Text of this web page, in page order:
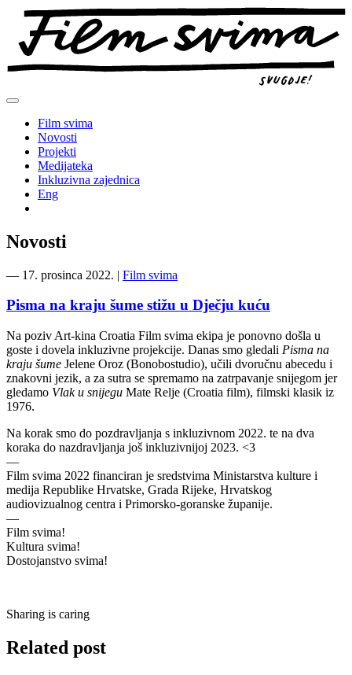
Preskoči
sadržaj
Film svima
Novosti
Projekti
Medijateka
Inkluzivna zajednica
Eng
Novosti
― 17. prosinca 2022. | Film svima
Pisma na kraju šume stižu u Dječju kuću
Na poziv Art-kina Croatia Film svima ekipa je ponovno došla u
goste i dovela inkluzivne projekcije. Danas smo gledali Pisma na
kraju šume Jelene Oroz (Bonobostudio), učili dvoručnu abecedu i
znakovni jezik, a za sutra se spremamo na zatrpavanje snijegom jer
gledamo Vlak u snijegu Mate Relje (Croatia film), filmski klasik iz
1976.
Na korak smo do pozdravljanja s inkluzivnom 2022. te na dva
koraka do nazdravljanja još inkluzivnijoj 2023. <3
—
Film svima 2022 financiran je sredstvima Ministarstva kulture i
medija Republike Hrvatske, Grada Rijeke, Hrvatskog
audiovizualnog centra i Primorsko-goranske županije.
—
Film svima!
Kultura svima!
Dostojanstvo svima!
Sharing is caring
Related post